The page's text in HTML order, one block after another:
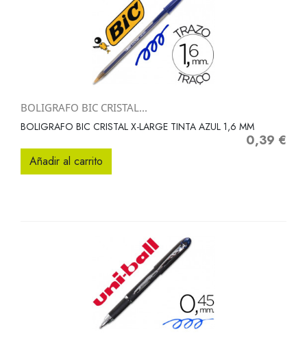
BOLIGRAFO BIC CRISTAL...
BOLIGRAFO BIC CRISTAL X-LARGE TINTA AZUL 1,6 MM
Precio
0,39 €
Añadir al carrito